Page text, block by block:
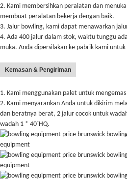
2. Kami membersihkan peralatan dan
membuat peralatan bekerja dengan baik.
3. Jalur bowling, kami dapat menawarkan
4. Ada 400 jalur dalam stok, waktu tunggu
muka. Anda dipersilakan ke pabrik kami
Kemasan & Pengiriman
1. Kami menggunakan palet untuk
2. Kami menyarankan Anda untuk dikirim
dan beratnya berat, 2 jalur cocok untuk
wadah 1 * 40`HQ.